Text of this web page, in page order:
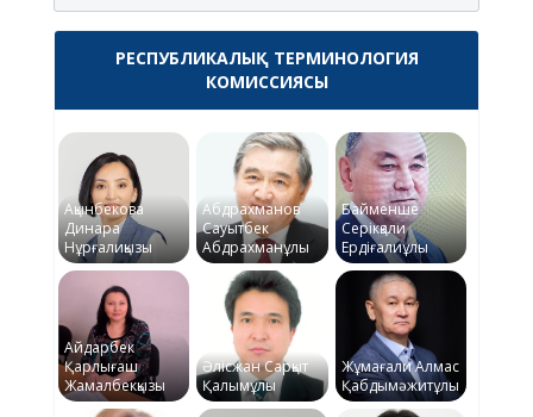
РЕСПУБЛИКАЛЫҚ ТЕРМИНОЛОГИЯ
КОМИССИЯСЫ
Ақынбекова
Динара
Нұрғалиқызы
Абдрахманов
Сауытбек
Абдрахманұлы
Байменше
Серікқали
Ердіғалиұлы
Айдарбек
Қарлығаш
Жамалбекқызы
Әлісжан Сарқыт
Қалымұлы
Жұмағали Алмас
Қабдымәжитұлы